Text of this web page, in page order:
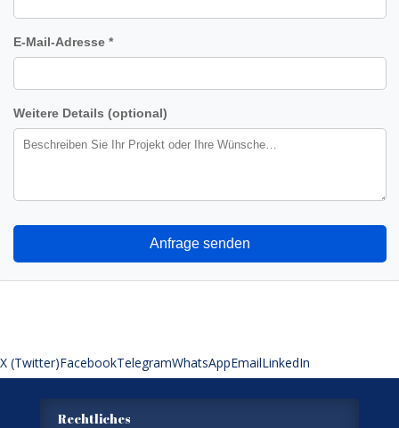
E-Mail-Adresse *
Weitere Details (optional)
Anfrage senden
X (Twitter)FacebookTelegramWhatsAppEmailLinkedIn
Rechtliches